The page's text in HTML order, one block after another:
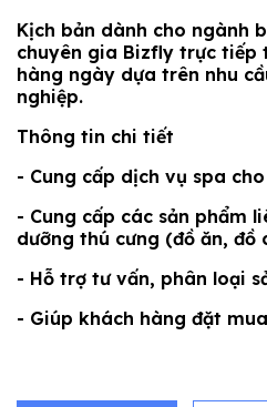
Kịch bản dành cho ngành
chuyên gia Bizfly trực tiếp
hàng ngày dựa trên nhu
nghiệp.
Thông tin chi tiết
- Cung cấp dịch vụ spa
- Cung cấp các sản phẩm
dưỡng thú cưng (đồ ăn, đồ
- Hỗ trợ tư vấn, phân loại
- Giúp khách hàng đặt